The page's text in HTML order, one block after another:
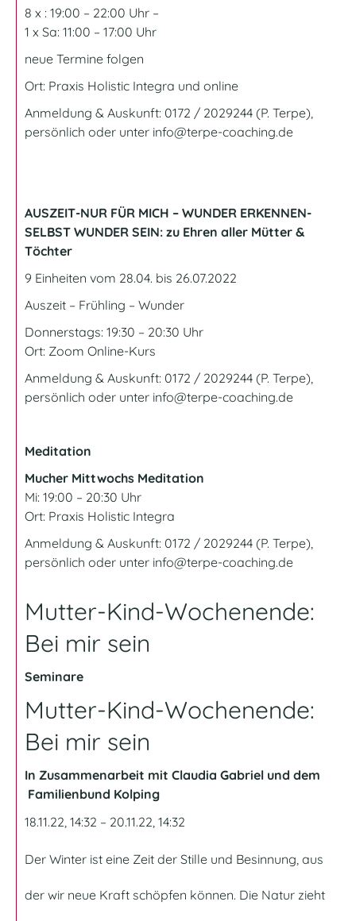
8 x : 19:00 – 22:00 Uhr –
1 x Sa: 11:00 – 17:00 Uhr
neue Termine folgen
Ort: Praxis Holistic Integra und online
Anmeldung & Auskunft: 0172 / 2029244 (P. Terpe),
persönlich oder unter info@terpe-coaching.de
AUSZEIT-NUR FÜR MICH – WUNDER ERKENNEN-
SELBST WUNDER SEIN: zu Ehren aller Mütter &
Töchter
9 Einheiten vom 28.04. bis 26.07.2022
Auszeit – Frühling – Wunder
Donnerstags: 19:30 – 20:30 Uhr
Ort: Zoom Online-Kurs
Anmeldung & Auskunft: 0172 / 2029244 (P. Terpe),
persönlich oder unter info@terpe-coaching.de
Meditation
Mucher Mittwochs Meditation
Mi: 19:00 – 20:30 Uhr
Ort: Praxis Holistic Integra
Anmeldung & Auskunft: 0172 / 2029244 (P. Terpe),
persönlich oder unter info@terpe-coaching.de
Mutter-Kind-Wochenende:
Bei mir sein
Seminare
Mutter-Kind-Wochenende:
Bei mir sein
In Zusammenarbeit mit Claudia Gabriel und dem
Familienbund Kolping
18.11.22, 14:32 – 20.11.22, 14:32
Der Winter ist eine Zeit der Stille und Besinnung, aus
der wir neue Kraft schöpfen können. Die Natur zieht